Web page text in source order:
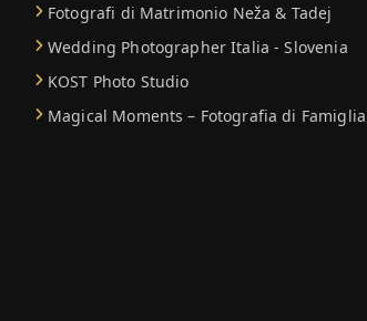
Fotografi di Matrimonio Neža & Tadej
Wedding Photographer Italia - Slovenia
KOST Photo Studio
Magical Moments – Fotografia di Famiglia